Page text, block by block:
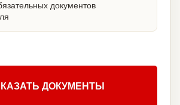
документов
ДОКУМЕНТЫ